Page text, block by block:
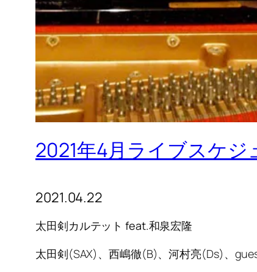
2021年4月ライブスケジ
2021.04.22
太田剣カルテット feat.和泉宏隆
太田剣(SAX)、西嶋徹(B)、河村亮(Ds)、